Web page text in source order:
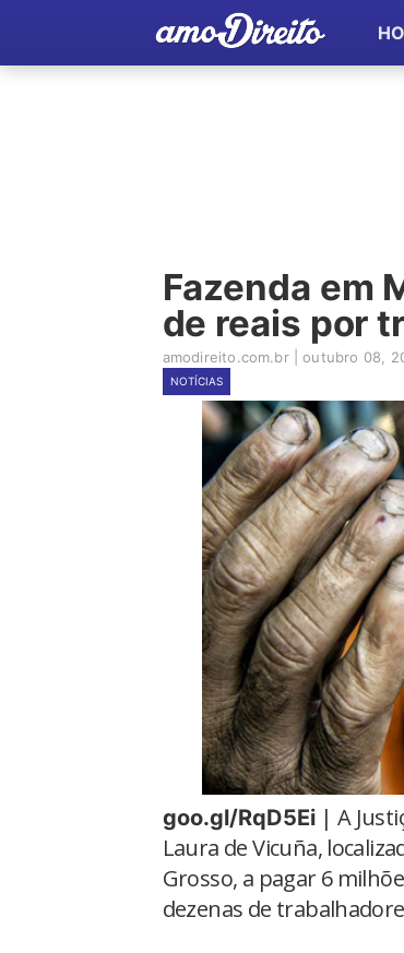
Fazenda em
de reais por
amodireito.com.br outubro 08,
NOTÍCIAS
goo.gl/RqD5Ei| A
Laura de Vicuña,
Grosso, a pagar 6
dezenas de